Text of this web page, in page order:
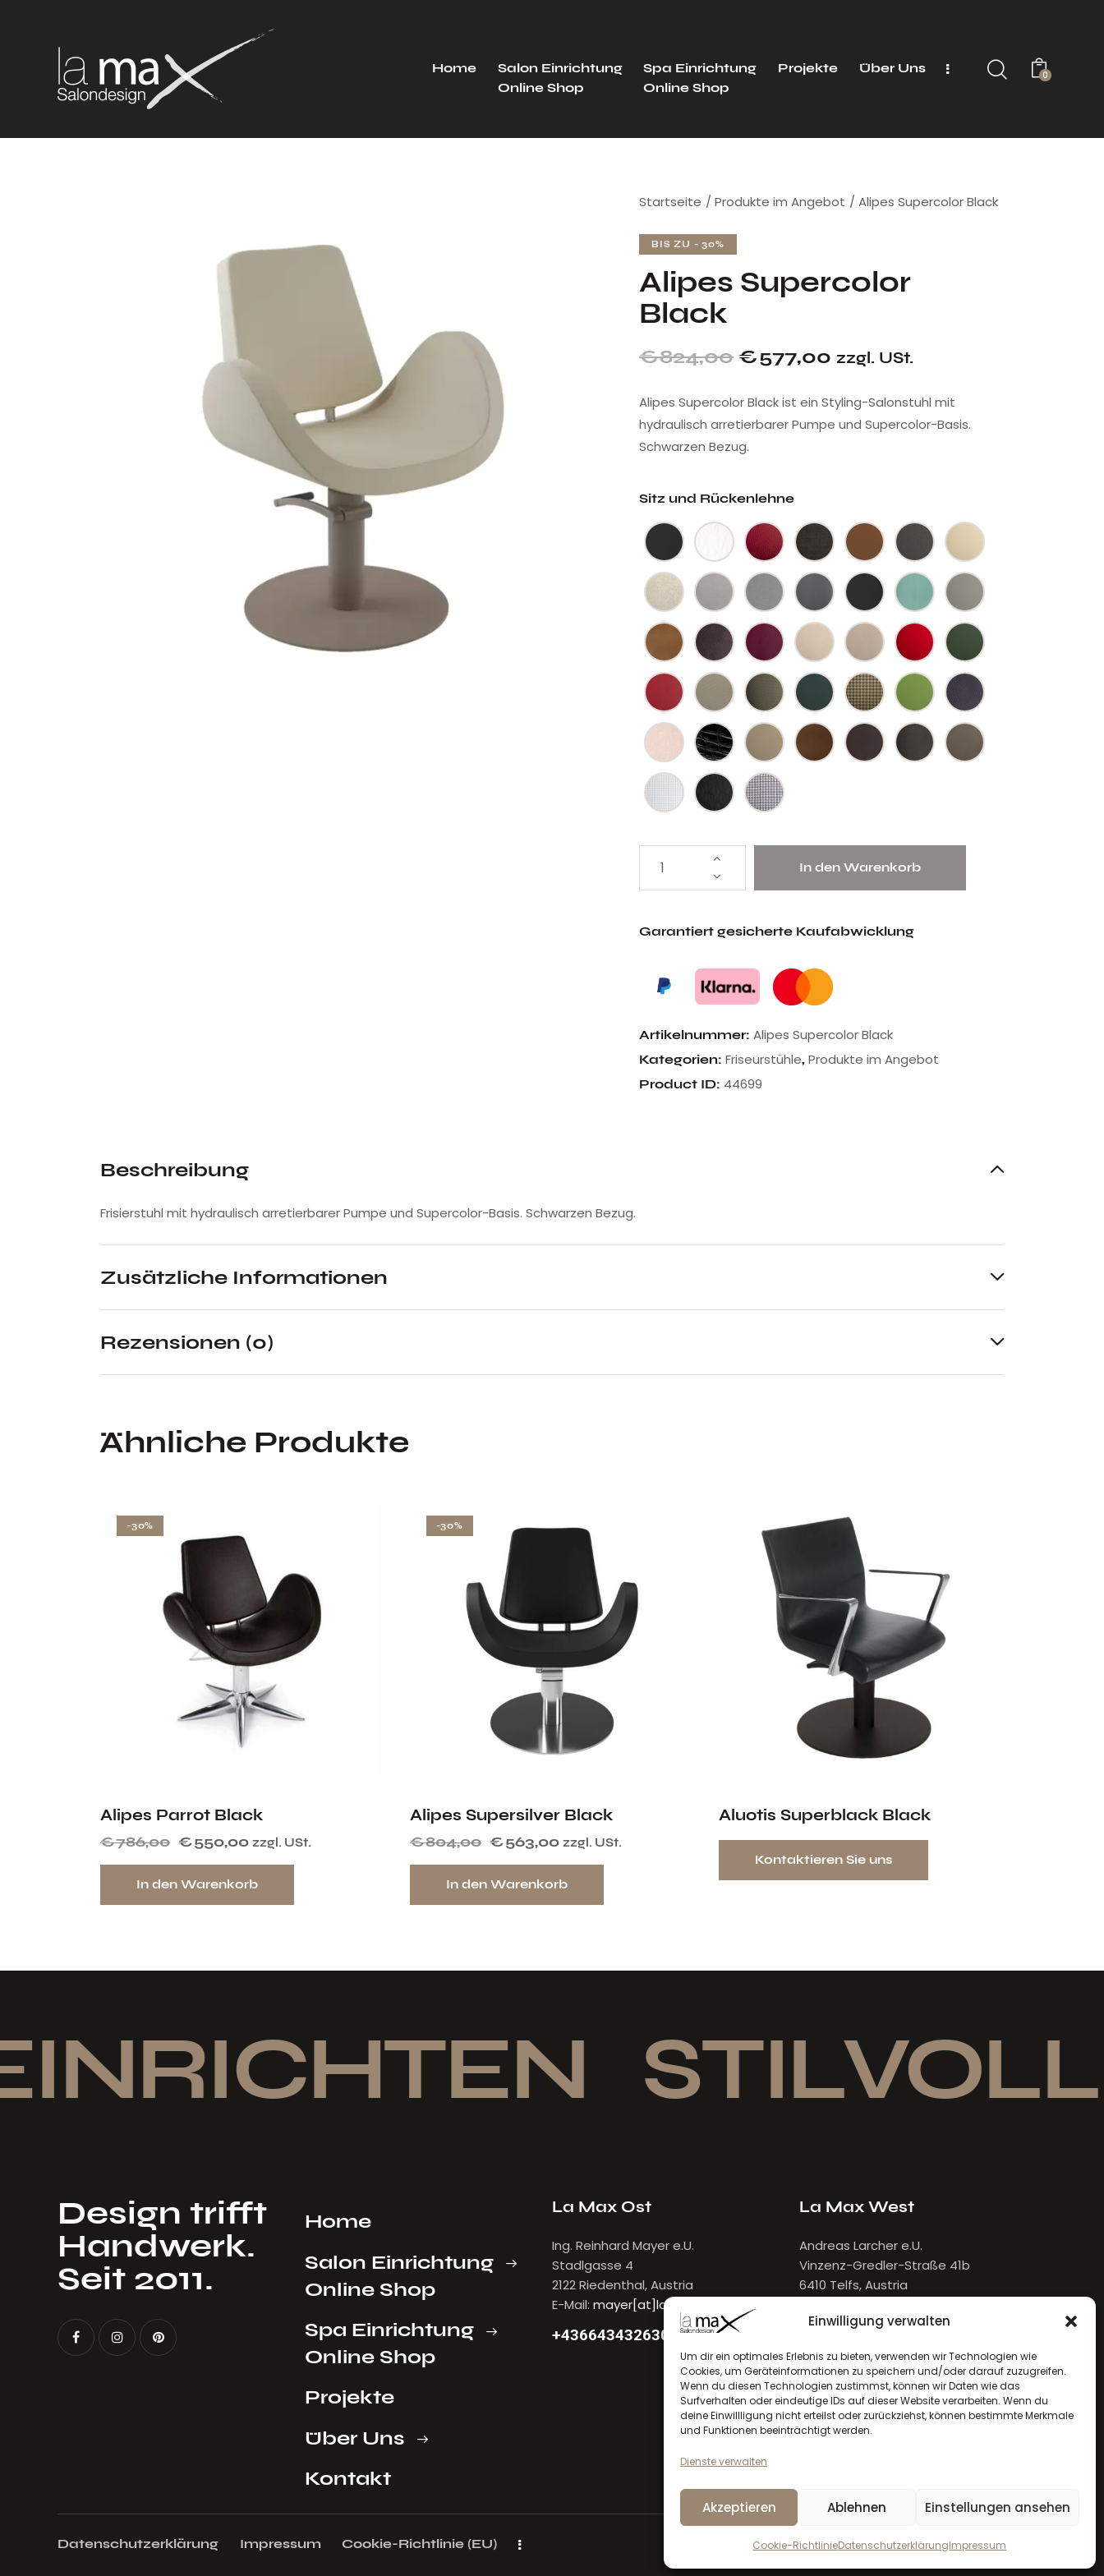
Einwilligung verwalten
Um dir ein optimales Erlebnis zu bieten, verwenden wir Technologien wie
Cookies, um Geräteinformationen zu speichern und/oder darauf zuzugreifen.
Wenn du diesen Technologien zustimmst, können wir Daten wie das
Surfverhalten oder eindeutige IDs auf dieser Website verarbeiten. Wenn du
deine Einwillligung nicht erteilst oder zurückziehst, können bestimmte Merkmale
und Funktionen beeinträchtigt werden.
Dienste verwalten
Akzeptieren Ablehnen Einstellungen ansehen
Cookie-RichtlinieDatenschutzerklärungImpressum
Home
Salon Einrichtung
Online Shop
Spa Einrichtung
Online Shop
Projekte Über Uns 0
Startseite Produkte im Angebot Alipes Supercolor Black
BIS ZU - 30%
Alipes Supercolor
Black
€824,00 €577,00 zzgl. USt.
Alipes Supercolor Black ist ein Styling-Salonstuhl mit
hydraulisch arretierbarer Pumpe und Supercolor-Basis.
Schwarzen Bezug.
Sitz und Rückenlehne
In den Warenkorb
Garantiert gesicherte Kaufabwicklung
Artikelnummer: Alipes Supercolor Black
Kategorien: Friseurstühle, Produkte im Angebot
Product ID: 44699
Beschreibung
Frisierstuhl mit hydraulisch arretierbarer Pumpe und Supercolor-Basis. Schwarzen Bezug.
Zusätzliche Informationen
Rezensionen (0)
Ähnliche Produkte
-30%
Alipes Parrot Black
€786,00 €550,00 zzgl. USt.
In den Warenkorb
-30%
Alipes Supersilver Black
€804,00 €563,00 zzgl. USt.
In den Warenkorb
Aluotis Superblack Black
Kontaktieren Sie uns
Design trifft
Handwerk.
Seit 2011.
Home
Salon Einrichtung
Online Shop
Spa Einrichtung
Online Shop
Projekte
Über Uns
Kontakt
La Max Ost
Ing. Reinhard Mayer e.U.
Stadlgasse 4
2122 Riedenthal, Austria
E-Mail: mayer[at]lamax.at
+436643432630
La Max West
Andreas Larcher e.U.
Vinzenz-Gredler-Straße 41b
6410 Telfs, Austria
+436643432632
Datenschutzerklärung Impressum Cookie-Richtlinie (EU) la max© 2026. Alle Rechte vorbehalten